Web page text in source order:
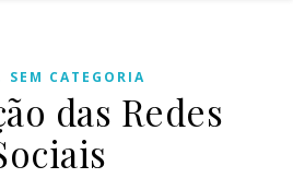
SEM CATEGORIA
das Redes